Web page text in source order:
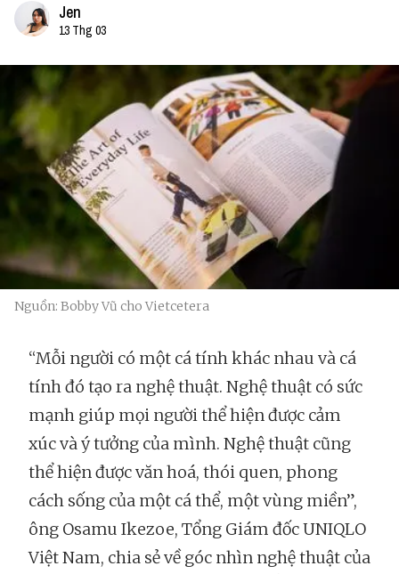
Jen
13 Thg 03
Nguồn: Bobby Vũ cho Vietcetera
“Mỗi người có một cá tính khác nhau và cá
tính đó tạo ra nghệ thuật. Nghệ thuật có sức
mạnh giúp mọi người thể hiện được cảm
xúc và ý tưởng của mình. Nghệ thuật cũng
thể hiện được văn hoá, thói quen, phong
cách sống của một cá thể, một vùng miền”,
ông Osamu Ikezoe, Tổng Giám đốc UNIQLO
Việt Nam, chia sẻ về góc nhìn nghệ thuật của